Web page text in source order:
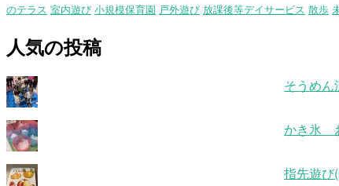
のテラス 室内遊び 小規模保育園 戸外遊び 放課後等デイサービス 散歩
人気の投稿
そうめん
かき氷
指先遊び